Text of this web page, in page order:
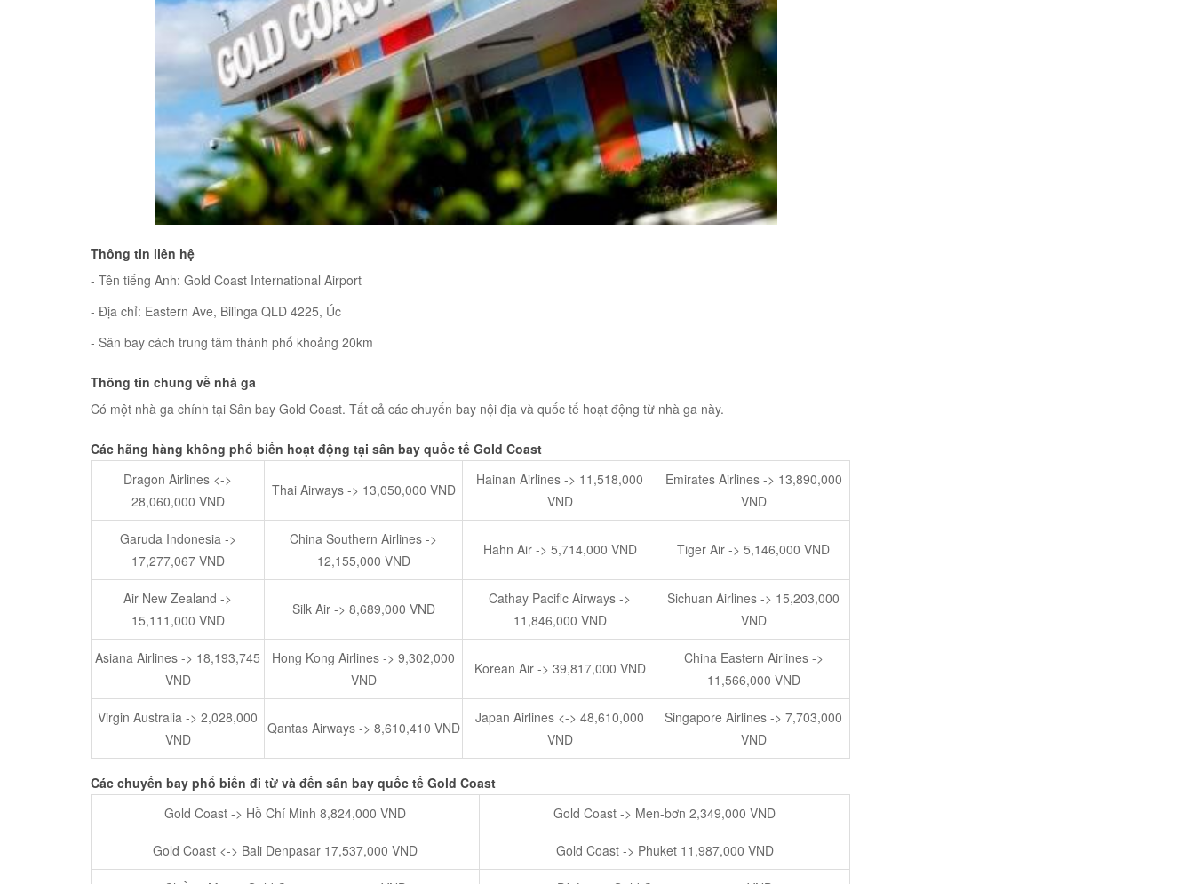
Thông tin liên hệ
- Tên tiếng Anh: Gold Coast International Airport
- Địa chỉ: Eastern Ave, Bilinga QLD 4225, Úc
- Sân bay cách trung tâm thành phố khoảng 20km
Thông tin chung về nhà ga
Có một nhà ga chính tại Sân bay Gold Coast. Tất cả các chuyến bay nội địa và quốc tế hoạt động từ nhà ga này.
Các hãng hàng không phổ biến hoạt động tại sân bay quốc tế Gold Coast
Dragon Airlines <->
28,060,000 VND
Thai Airways -> 13,050,000 VND
Hainan Airlines -> 11,518,000
VND
Emirates Airlines -> 13,890,000
VND
Garuda Indonesia ->
17,277,067 VND
China Southern Airlines ->
12,155,000 VND
Hahn Air -> 5,714,000 VND Tiger Air -> 5,146,000 VND
Air New Zealand ->
15,111,000 VND
Silk Air -> 8,689,000 VND
Cathay Pacific Airways ->
11,846,000 VND
Sichuan Airlines -> 15,203,000
VND
Asiana Airlines -> 18,193,745
VND
Hong Kong Airlines -> 9,302,000
VND
Korean Air -> 39,817,000 VND
China Eastern Airlines ->
11,566,000 VND
Virgin Australia -> 2,028,000
VND
Qantas Airways -> 8,610,410 VND
Japan Airlines <-> 48,610,000
VND
Singapore Airlines -> 7,703,000
VND
Các chuyến bay phổ biến đi từ và đến sân bay quốc tế Gold Coast
Gold Coast -> Hồ Chí Minh 8,824,000 VND
Gold Coast -> Men-bơn 2,349,000 VND
Gold Coast <-> Bali Denpasar 17,537,000 VND Gold Coast -> Phuket 11,987,000 VND